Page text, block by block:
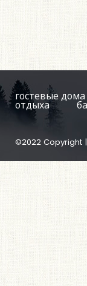
гостевые дома
отдыха
©2022 Copyright